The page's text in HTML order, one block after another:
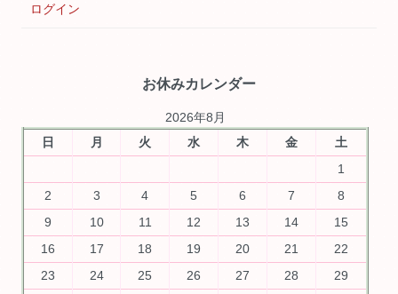
ログイン
お休みカレンダー
2026年8月
日
月 火 水 木 金
土
1
2
3 4 5 6 7
8
9
10 11 12 13 14
15
16
17 18 19 20 21
22
23
24 25 26 27 28
29